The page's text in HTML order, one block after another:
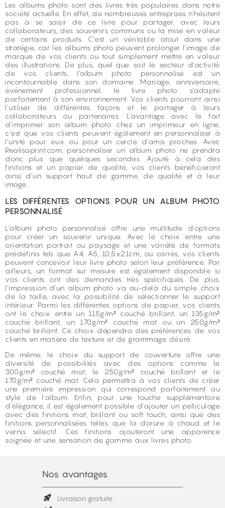
Les albums photo sont des livres très populaires dans notre
société actuelle. En effet, de nombreuses entreprises n’hésitent
pas à se saisir de ce livre pour partager, avec leurs
collaborateurs, des souvenirs communs ou la mise en valeur
de certains produits. C’est un véritable atout dans une
stratégie, car les albums photo peuvent prolonger l’image de
marque de vos clients ou tout simplement mettre en valeur
des illustrations. De plus, quel que soit le secteur d’activité
de vos clients, l’album photo personnalisé est un
incontournable dans son domaine. Mariage, anniversaire,
événement professionnel, le livre photo s’adapte
parfaitement à son environnement. Vos clients pourront ainsi
l’utiliser de différentes façons et le partager à leurs
collaborateurs ou partenaires. L’avantage avec le fait
d’imprimer son album photo chez un imprimeur en ligne,
c’est que vos clients peuvent également en personnaliser à
l’unité pour eux ou pour un cercle d’amis proches. Avec
Realisaprint.com, personnaliser un album photo ne prendra
donc plus que quelques secondes. Ajouté à cela des
finitions et un papier de qualité, vos clients bénéficieront
ainsi d’un support haut de gamme, de qualité et à leur
image.
LES DIFFÉRENTES OPTIONS POUR UN ALBUM PHOTO
PERSONNALISÉ
L'album photo personnalisé offre une multitude d'options
pour créer un souvenir unique. Avec le choix entre une
orientation portrait ou paysage et une variété de formats
prédéfinis tels que A4, A5, 10,5x21cm, ou carrés, vos clients
peuvent concevoir leur livre photo selon leur préférence. Par
ailleurs, un format sur mesure est également disponible si
vos clients ont des demandes très spécifiques. De plus,
l’impression d’un album photo va au-delà du simple choix
de la taille, avec la possibilité de sélectionner le support
intérieur. Parmi les différentes options de papier, vos clients
ont le choix entre un 115g/m² couché brillant, un 135g/m²
couché brillant, un 170g/m² couché mat ou un 250g/m²
couché brillant. Ce choix dépendra des préférences de vos
clients en matière de texture et de grammage désiré.
De même, le choix du support de couverture offre une
diversité de possibilités avec des options comme le
300g/m² couché mat, le 250g/m² couché brillant et le
170g/m² couché mat. Cela permettra à vos clients de créer
une première impression qui correspond parfaitement au
style de l'album. Enfin, pour une touche supplémentaire
d'élégance, il est également possible d'ajouter un pelliculage
avec des finitions mat, brillant ou soft touch, ainsi que des
finitions personnalisées telles que la dorure à chaud et le
vernis sélectif. Ces finitions ajouteront une apparence
soignée et une sensation de gamme aux livres photo.
Nos avantages
Livraison gratuite